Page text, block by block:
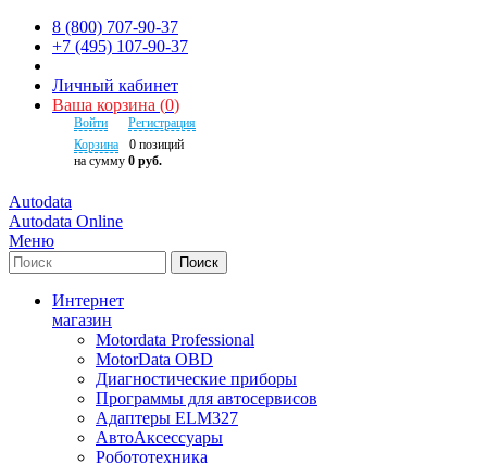
8 (800) 707-90-37
+7 (495) 107-90-37
Личный кабинет
Ваша корзина (0)
Войти
Регистрация
Корзина
0 позиций
на сумму 0 руб.
Autodata
Autodata Online
Меню
Поиск
Интернет
магазин
Motordata Professional
MotorData OBD
Диагностические приборы
Программы для автосервисов
Адаптеры ELM327
АвтоАксессуары
Робототехника